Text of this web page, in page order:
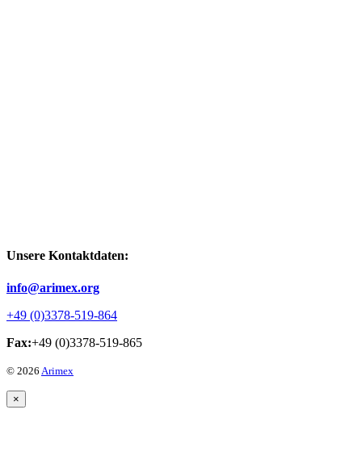
Unsere Kontaktdaten:
info@arimex.org
+49 (0)3378-519-864
Fax:+49 (0)3378-519-865
© 2026 Arimex
×